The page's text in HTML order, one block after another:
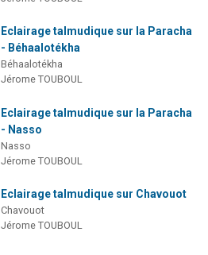
Eclairage talmudique sur la Paracha
- Béhaalotékha
Béhaalotékha
Jérome TOUBOUL
Eclairage talmudique sur la Paracha
- Nasso
Nasso
Jérome TOUBOUL
Eclairage talmudique sur Chavouot
Chavouot
Jérome TOUBOUL